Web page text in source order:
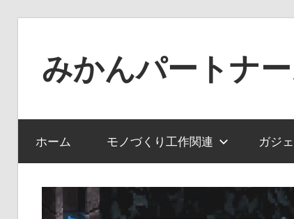
みかんパートナ
ー
ジ
ャ
ン
ホーム モノづくり工作関連 ガジ